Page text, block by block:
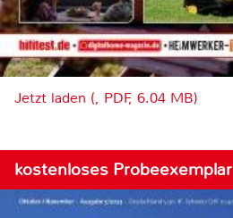
Jetzt laden (, PDF, 6.04 MB)
kostenloses Probeexemplar